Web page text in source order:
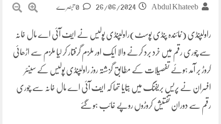
Abdul Khateeb
26/06/2024
راولپنڈی (نمائندہ پنڈی پوسٹ)راولپنڈی پولیس نے ایف آئی اے مال خانہ
سے چوری رقم میں خرد برد کرنے والا ایک اور ملزم گرفتار کر لیا ملزم سے اڑھائی
کروڑ بر آمد ہوئے تفصیلات کے مطابق گزشتہ روز راولپنڈی پولیس کے سینئر
افسران نے پریس بریفنگ میں بتایا تھا کہ ایف آئی اے مال خانہ سے چوری
رقم سے دوران تفتیش کروڑوں روپے غائب ہو گئے